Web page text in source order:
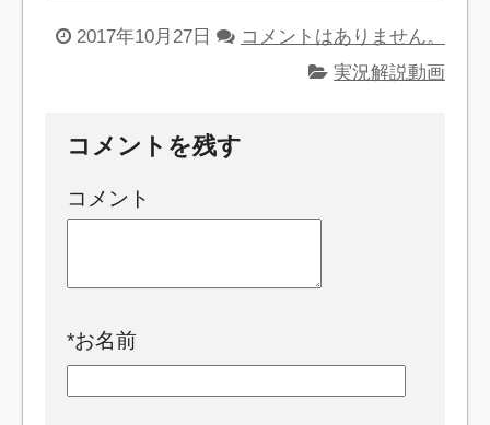
2017年10月27日
コメントはありません。
実況解説動画
コメントを残す
コメント
*お名前